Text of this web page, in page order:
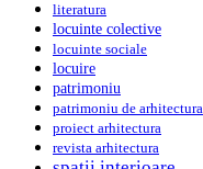
literatura
locuinte colective
locuinte sociale
locuire
patrimoniu
patrimoniu de arhitectura
proiect arhitectura
revista arhitectura